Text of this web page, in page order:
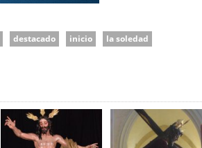
destacado inicio la soledad